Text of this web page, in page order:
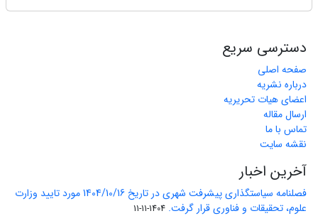
دسترسی سریع
صفحه اصلی
درباره نشریه
اعضای هیات تحریریه
ارسال مقاله
تماس با ما
نقشه سایت
آخرین اخبار
فصلنامه سیاستگذاری پیشرفت شهری در تاریخ 1404/10/16 مورد تایید وزارت
علوم، تحقیقات و فناوری قرار گرفت. 1404-11-11